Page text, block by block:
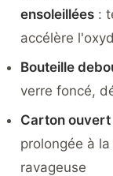
ensoleillées:
accélère
Bouteille
verre foncé,
Carton ouvert
prolongée à
ravageuse